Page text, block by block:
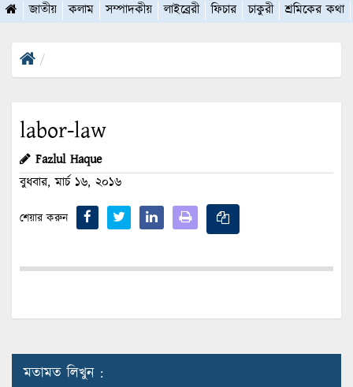
জাতীয় কলাম সম্পাদকীয় লাইব্রেরী ফিচার চাকুরী শ্রমিকের কথা
labor-law
Fazlul Haque
বুধবার, মার্চ ১৬, ২০১৬
শেয়ার করুন
মতামত লিখুন :